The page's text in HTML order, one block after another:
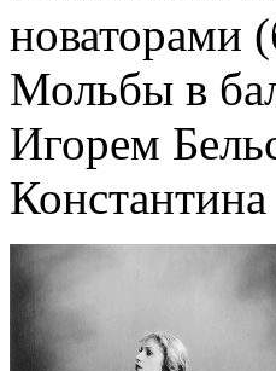
новаторами
Мольбы в
Игорем
Константина